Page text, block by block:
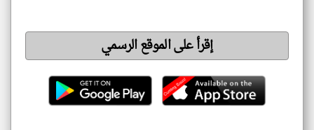
إقرأ على الموقع الرسمي